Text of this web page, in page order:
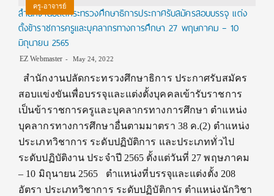
ครู-อาจารย์
สำนักงานปลัดกระทรวงศึกษาธิการประกาศรับสมัครสอบบรรจุ แต่ง
ตั้งข้าราชการครูและบุคลากรทางการศึกษา 27 พฤษภาคม – 10
มิถุนายน 2565
EZ Webmaster May 24, 2022
สำนักงานปลัดกระทรวงศึกษาธิการ ประกาศรับสมัคร
สอบแข่งขันเพื่อบรรจุและแต่งตั้งบุคคลเข้ารับราชการ
เป็นข้าราชการครูและบุคลากรทางการศึกษา ตำแหน่ง
บุคลากรทางการศึกษาอื่นตามมาตรา 38 ค.(2) ตำแหน่ง
ประเภทวิชาการ ระดับปฏิบัติการ และประเภททั่วไป
ระดับปฏิบัติงาน ประจำปี 2565 ตั้งแต่วันที่ 27 พฤษภาคม
– 10 มิถุนายน 2565 ตำแหน่งที่บรรจุและแต่งตั้ง 208
อัตรา ประเภทวิชาการ ระดับปฏิบัติการ ตำแหน่งนักวิชา